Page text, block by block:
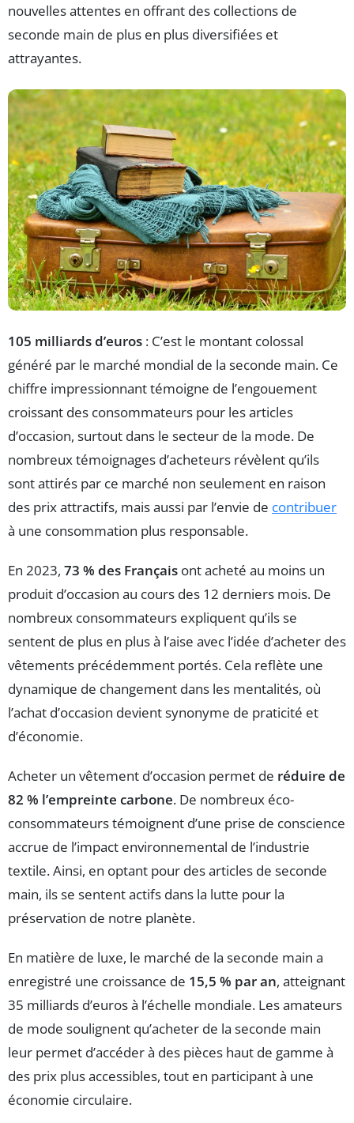
nouvelles attentes en offrant des collections de
seconde main de plus en plus diversifiées et
attrayantes.
105 milliards d’euros : C’est le montant colossal
généré par le marché mondial de la seconde main. Ce
chiffre impressionnant témoigne de l’engouement
croissant des consommateurs pour les articles
d’occasion, surtout dans le secteur de la mode. De
nombreux témoignages d’acheteurs révèlent qu’ils
sont attirés par ce marché non seulement en raison
des prix attractifs, mais aussi par l’envie de contribuer
à une consommation plus responsable.
En 2023, 73 % des Français ont acheté au moins un
produit d’occasion au cours des 12 derniers mois. De
nombreux consommateurs expliquent qu’ils se
sentent de plus en plus à l’aise avec l’idée d’acheter des
vêtements précédemment portés. Cela reflète une
dynamique de changement dans les mentalités, où
l’achat d’occasion devient synonyme de praticité et
d’économie.
Acheter un vêtement d’occasion permet de réduire de
82 % l’empreinte carbone. De nombreux éco-
consommateurs témoignent d’une prise de conscience
accrue de l’impact environnemental de l’industrie
textile. Ainsi, en optant pour des articles de seconde
main, ils se sentent actifs dans la lutte pour la
préservation de notre planète.
En matière de luxe, le marché de la seconde main a
enregistré une croissance de 15,5 % par an, atteignant
35 milliards d’euros à l’échelle mondiale. Les amateurs
de mode soulignent qu’acheter de la seconde main
leur permet d’accéder à des pièces haut de gamme à
des prix plus accessibles, tout en participant à une
économie circulaire.